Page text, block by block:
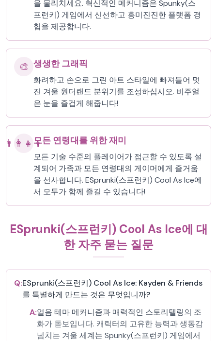
을 물리치세요. 혁신적인 메커니즘은 Spunky(스
프런키) 게임에서 신선하고 흥미진진한 플랫폼 경
험을 제공합니다.
🎨 생생한 그래픽
화려하고 손으로 그린 ​​아트 스타일에 빠져들어 멋
진 겨울 원더랜드 분위기를 조성하십시오. 비주얼
은 눈을 즐겁게 해줍니다!
👨‍👩‍👧‍👦모든 연령대를 위한 재미
모든 기술 수준의 플레이어가 접근할 수 있도록 설
계되어 가족과 모든 연령대의 게이머에게 즐거움
을 선사합니다. ESprunki(스프런키) Cool As Ice에
서 모두가 함께 즐길 수 있습니다!
ESprunki(스프런키) Cool As Ice에 대
한 자주 묻는 질문
Q:ESprunki(스프런키) Cool As Ice: Kayden & Friends
를 특별하게 만드는 것은 무엇입니까?
A:얼음 테마 메커니즘과 매력적인 스토리텔링의 조
화가 돋보입니다. 캐릭터의 고유한 능력과 생동감
넘치는 겨울 세계는 Spunky(스프런키) 게임에서